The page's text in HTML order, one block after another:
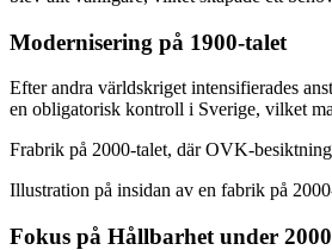
Modernisering på 1900-talet
Efter andra världskriget intensifierades
en obligatorisk kontroll i Sverige, vilket
Frabrik på 2000-talet, där OVK-
Illustration på insidan av en fabrik på
Fokus på Hållbarhet under